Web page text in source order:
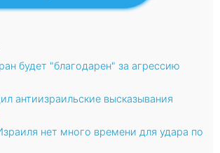
будет "благодарен" за агрессию
антиизраильские высказывания
нет много времени для удара по